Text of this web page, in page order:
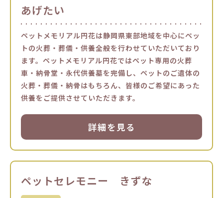
あげたい
ペットメモリアル円花は静岡県東部地域を中心にペッ
トの火葬・葬儀・供養全般を行わせていただいており
ます。ペットメモリアル円花ではペット専用の火葬
車・納骨堂・永代供養墓を完備し、ペットのご遺体の
火葬・葬儀・納骨はもちろん、皆様のご希望にあった
供養をご提供させていただきます。
詳細を見る
ペットセレモニー きずな